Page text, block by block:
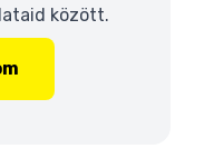
között.